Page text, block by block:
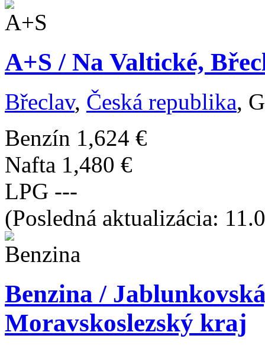
A+S / Na Valtické,
Břeclav, Česká republika,
Benzín 1,624 €
Nafta 1,480 €
LPG ---
(Posledná aktualizácia:
Benzina /
Moravskoslezský kraj